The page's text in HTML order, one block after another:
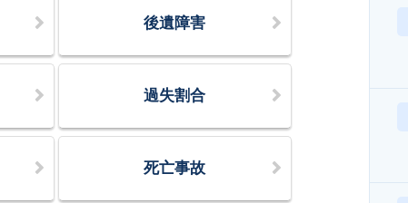
後遺障害
過失割合
死亡事故